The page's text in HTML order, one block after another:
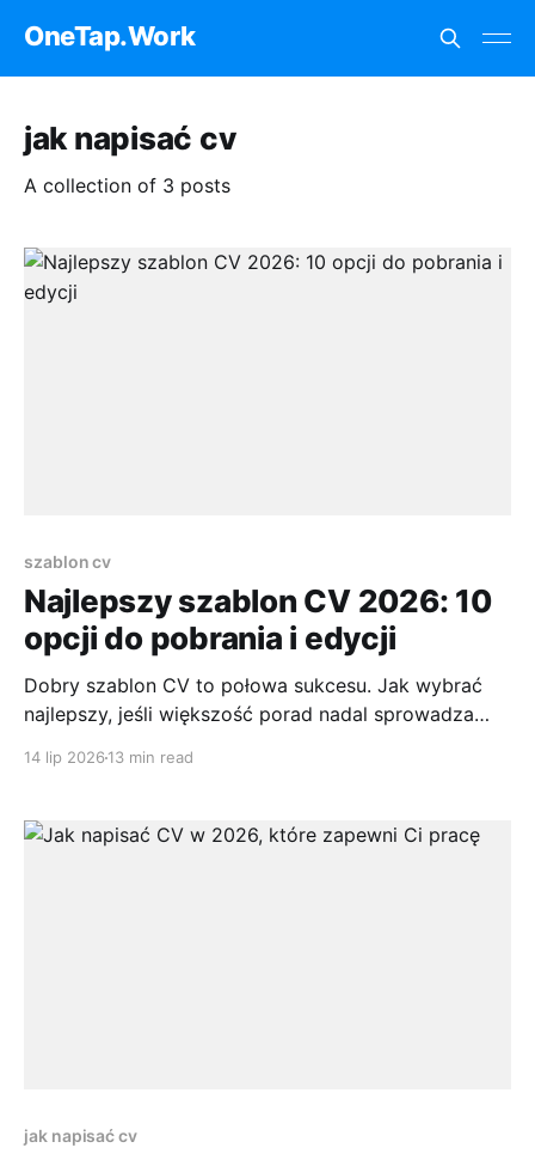
OneTap.Work
jak napisać cv
A collection of 3 posts
szablon cv
Najlepszy szablon CV 2026: 10
opcji do pobrania i edycji
Dobry szablon CV to połowa sukcesu. Jak wybrać
najlepszy, jeśli większość porad nadal sprowadza
praktyce to za mało. CV musi dziś działać
ATS, na ekranie smartfona i w szybkim skanie
14 lip 2026 13 min read
jak napisać cv